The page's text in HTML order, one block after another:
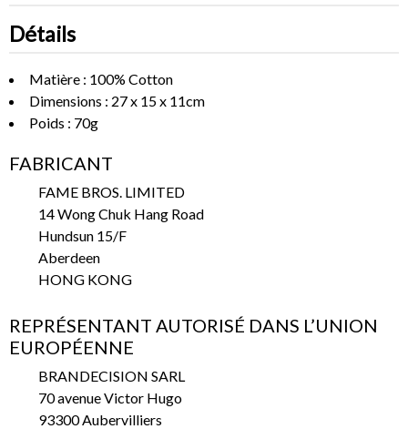
Détails
Matière : 100% Cotton
Dimensions : 27 x 15 x 11cm
Poids : 70g
FABRICANT
FAME BROS. LIMITED
14 Wong Chuk Hang Road
Hundsun 15/F
Aberdeen
HONG KONG
REPRÉSENTANT AUTORISÉ DANS L’UNION
EUROPÉENNE
BRANDECISION SARL
70 avenue Victor Hugo
93300 Aubervilliers